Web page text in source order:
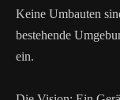
Keine Umbauten
bestehende
ein.